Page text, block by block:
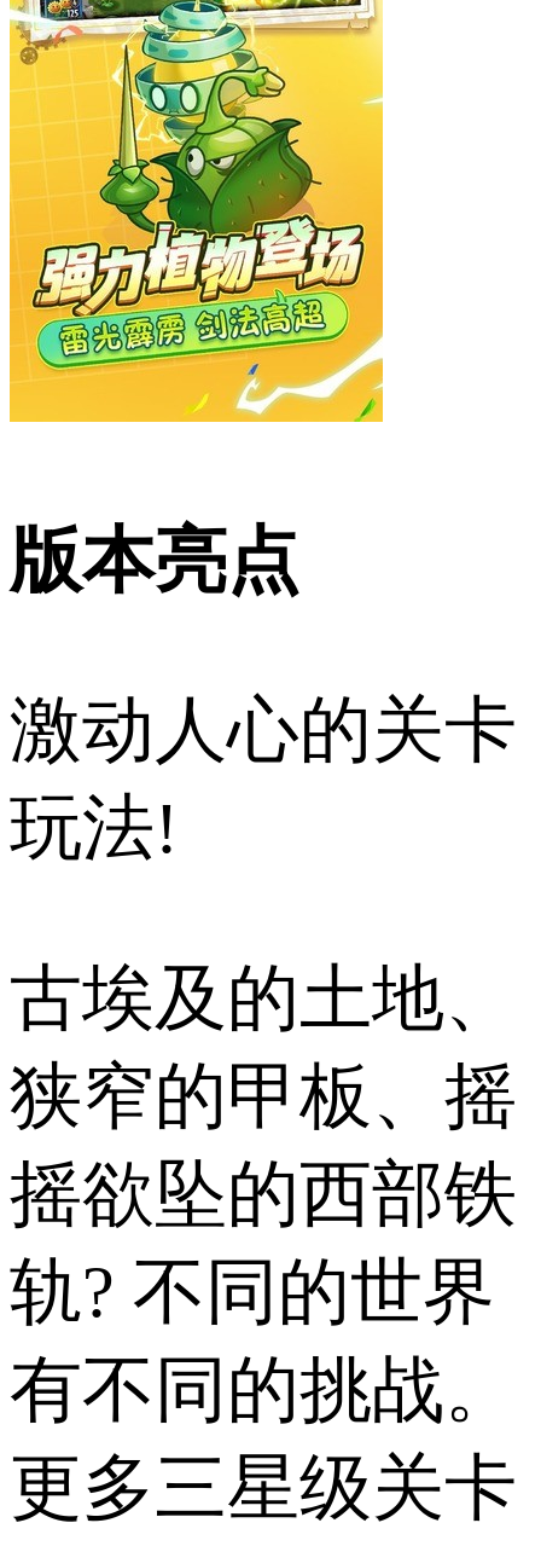
版本亮点
激动人心的关卡
玩法!
古埃及的土地、
狭窄的甲板、摇
摇欲坠的西部铁
轨? 不同的世界
有不同的挑战。
更多三星级关卡